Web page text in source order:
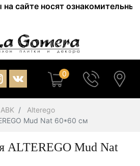
носят ознакомительный
0
ABK
Alterego
Mud Nat 60*60 см
ALTEREGO Mud Nat